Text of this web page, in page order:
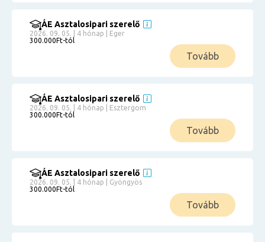
ÁE Asztalosipari szerelő
2026. 09. 05. | 4 hónap | Eger
300.000Ft-tól
Tovább
ÁE Asztalosipari szerelő
2026. 09. 05. | 4 hónap | Esztergom
300.000Ft-tól
Tovább
ÁE Asztalosipari szerelő
2026. 09. 05. | 4 hónap | Gyöngyös
300.000Ft-tól
Tovább